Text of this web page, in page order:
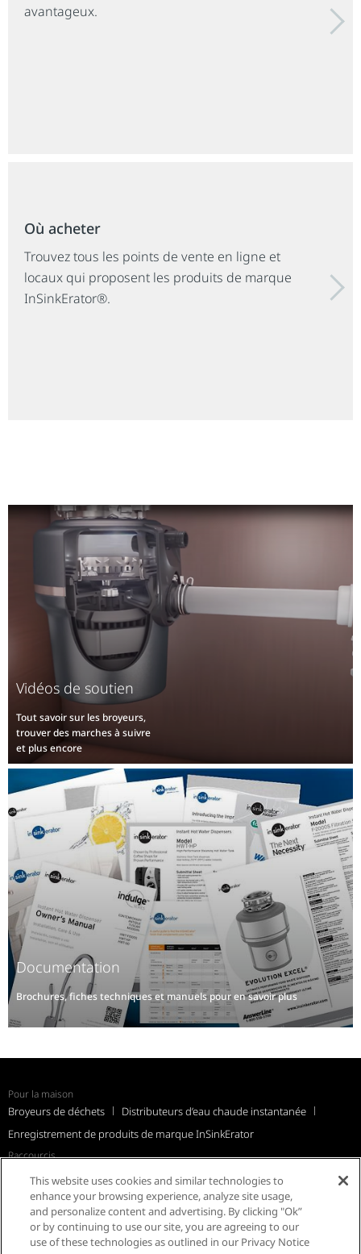
avantageux.
Où acheter
Trouvez tous les points de vente en ligne et
locaux qui proposent les produits de marque
InSinkErator®.
Vidéos de soutien
Tout savoir sur les broyeurs,
trouver des marches à suivre
et plus encore
Documentation
Brochures, fiches techniques et manuels pour en savoir plus
Pour la maison
Broyeurs de déchets
Distributeurs d’eau chaude instantanée
Enregistrement de produits de marque InSinkErator
Raccourcis
Résidents du Québec
This website uses cookies and similar technologies to
enhance your browsing experience, analyze site usage,
and personalize content and advertising. By clicking "Ok”
or by continuing to use our site, you are agreeing to our
use of these technologies as outlined in our Privacy Notice